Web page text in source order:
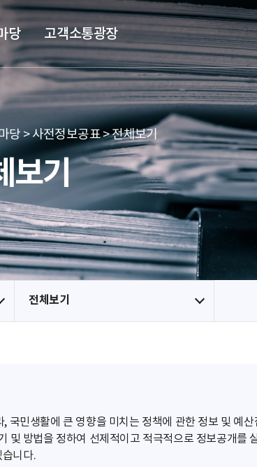
바로가기
바로가기
당 고객소통광장
> 사전정보공표 > 전체보기
보기
전체보기
국민생활에 큰 영향을 미치는 정책에 관한 정보 및 예
방법을 정하여 선제적이고 적극적으로 정보공개를
니다.